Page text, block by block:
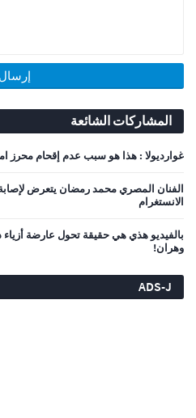
المشاركات الشائعة
غوارديولا : هذا هو سبب عدم إقحام محرز
الفنان المصري محمد رمضان يتعرض
الانستغرام
بالفيديو هذي هي حقيقة تحول عارضة
وهران!
ADS-J